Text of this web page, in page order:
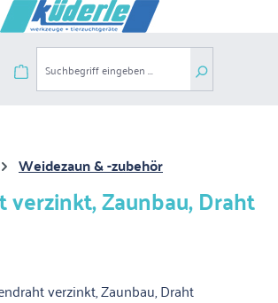
Warenkorb enthält 0 Positionen. Der
Weidezaun & -zubehör
verzinkt, Zaunbau, Draht